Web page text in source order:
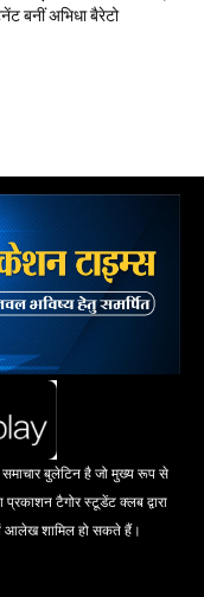
बनीं अभिधा बैरेटो
बुलेटिन है जो मुख्य रूप से
टैगोर स्टूडेंट क्लब द्वारा
आलेख शामिल हो सकते हैं।